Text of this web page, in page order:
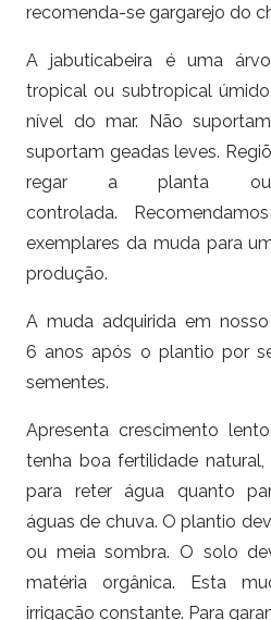
recomenda-se gargarejo do
A jabuticabeira é uma
tropical ou subtropical
nível do mar. Não
suportam geadas leves.
regar a planta ou
controlada.
exemplares da muda para
produção.
A muda adquirida em
6 anos após o plantio por
sementes.
Apresenta crescimento
tenha boa fertilidade
para reter água quanto
águas de chuva. O plantio
ou meia sombra. O solo
matéria orgânica. Esta
irrigação constante. Para